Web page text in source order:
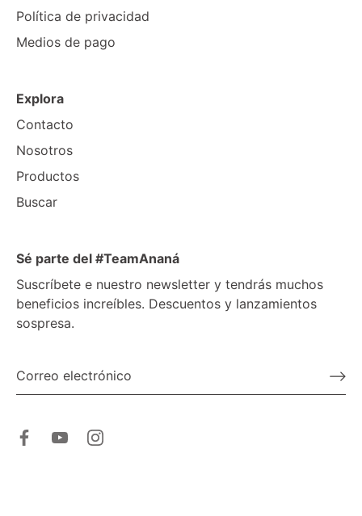
Política de privacidad
Medios de pago
Explora
Contacto
Nosotros
Productos
Buscar
Sé parte del #TeamAnaná
Suscríbete e nuestro newsletter y tendrás muchos
beneficios increíbles. Descuentos y lanzamientos
sospresa.